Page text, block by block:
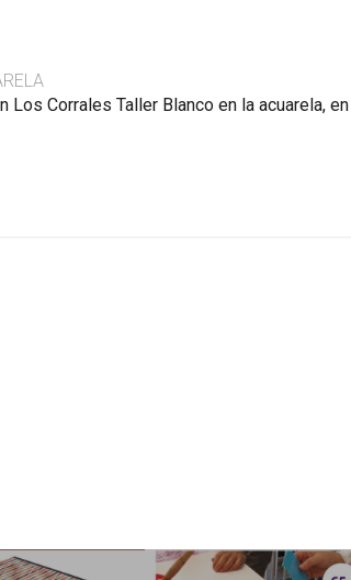
Los Corrales Taller Blanco en la acuarela,